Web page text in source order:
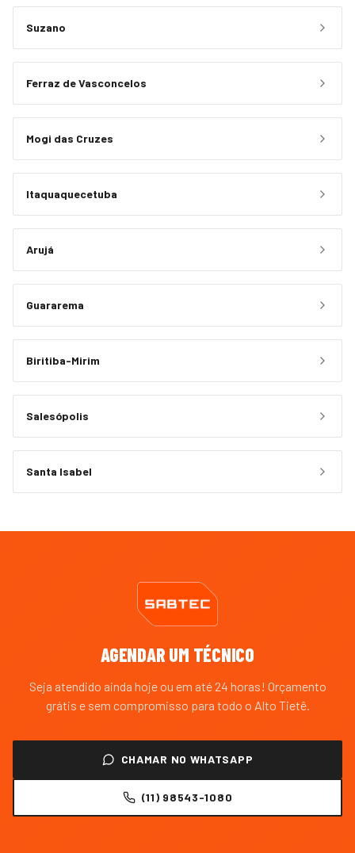
Suzano
Ferraz de Vasconcelos
Mogi das Cruzes
Itaquaquecetuba
Arujá
Guararema
Biritiba-Mirim
Salesópolis
Santa Isabel
AGENDAR UM TÉCNICO
Seja atendido ainda hoje ou em até 24 horas! Orçamento
grátis e sem compromisso para todo o Alto Tietê.
CHAMAR NO WHATSAPP
(11) 98543-1080